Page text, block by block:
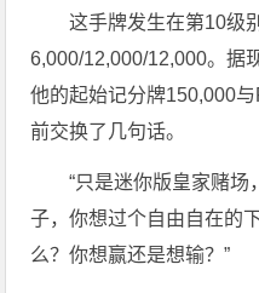
这手牌发生在第10级
6,000/12,000/12,000。据
他的起始记分牌150,000
前交换了几句话。
“只是迷你版皇家赌场
子，你想过个自由自在的
么？你想赢还是想输？”